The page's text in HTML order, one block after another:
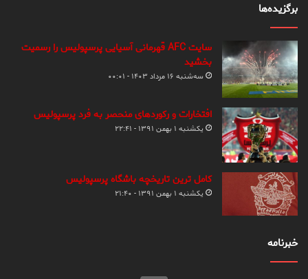
برگزیده‌ها
سایت AFC قهرمانی آسیایی پرسپولیس را رسمیت
بخشید
سه‌شنبه ۱۶ مرداد ۱۴۰۳ - ۰۰:۰۱
افتخارات و رکوردهای منحصر به فرد پرسپولیس
یکشنبه ۱ بهمن ۱۳۹۱ - ۲۲:۴۱
کامل ترین تاریخچه باشگاه پرسپولیس
یکشنبه ۱ بهمن ۱۳۹۱ - ۲۱:۴۰
خبرنامه